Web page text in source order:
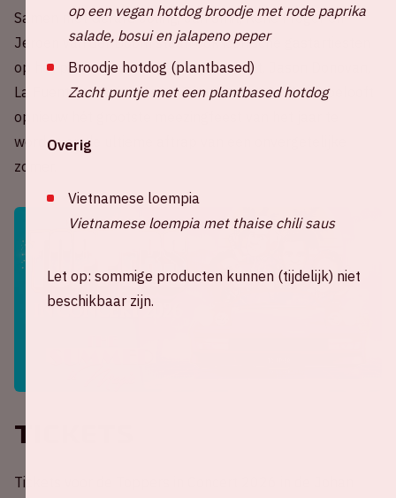
Samen met Gerard Joling, Jan Smit, René Froger en
Jeroen van der Boom staan ook iconische gastartiesten
op het podium, waaronder Londonbeat, Jason Donovan,
La Fuente en Anita Meyer. The Summer Is Magic belooft
opnieuw hét grootste meezingfeest van het jaar te
worden en de ultieme aftrap van een onvergetelijke
zomer.
Tickets
Tickets voor de Toppers in Concert 2026 in de Johan
op een vegan hotdog broodje met rode paprika
salade, bosui en jalapeno peper
Broodje hotdog (plantbased)
Zacht puntje met een plantbased hotdog
Overig
Vietnamese loempia
Vietnamese loempia met thaise chili saus
Let op: sommige producten kunnen (tijdelijk) niet
beschikbaar zijn.